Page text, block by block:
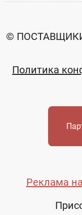
Реклама
©
Политика